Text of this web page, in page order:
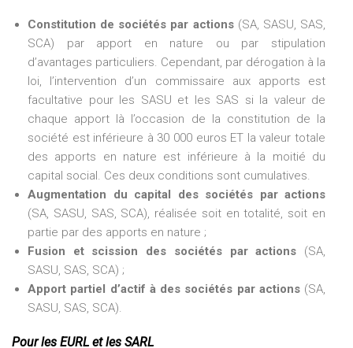
Constitution de sociétés par actions(SA, SASU, SAS,
SCA) par apport en nature ou par stipulation
d’avantages particuliers. Cependant, par dérogation à la
loi, l’intervention d’un commissaire aux apports est
facultative pour les SASU et les SAS si la valeur de
chaque apport là l’occasion de la constitution de la
société est inférieure à 30 000 euros ET la valeur totale
des apports en nature est inférieure à la moitié du
capital social. Ces deux conditions sont cumulatives.
Augmentation du capital des sociétés par actions
(SA, SASU, SAS, SCA), réalisée soit en totalité, soit en
partie par des apports en nature ;
Fusion et scission des sociétés par actions (SA,
SASU, SAS, SCA) ;
Apport partiel d’actif à des sociétés par actions(SA,
SASU, SAS, SCA).
Pour les EURL et les SARL